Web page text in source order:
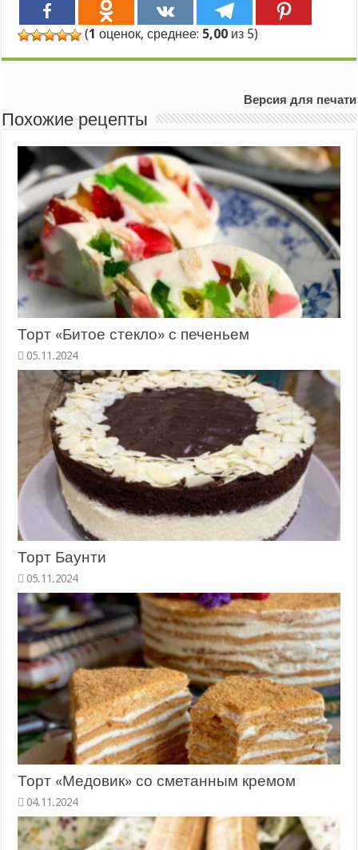
(1 оценок, среднее: 5,00 из 5)
Версия для печати
Похожие рецепты
Торт «Битое стекло» с печеньем
Торт Баунти
Торт «Медовик» со сметанным кремом